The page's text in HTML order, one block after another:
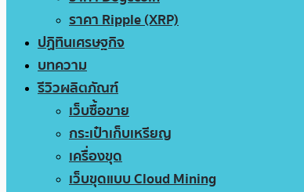
ราคา Ripple (XRP)
ปฏิทินเศรษฐกิจ
บทความ
รีวิวผลิตภัณฑ์
เว็บซื้อขาย
กระเป๋าเก็บเหรียญ
เครื่องขุด
เว็บขุดแบบ Cloud Mining